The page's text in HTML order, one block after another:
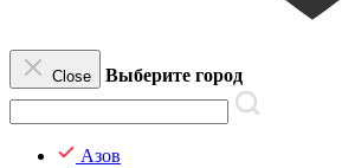
Close Выберите город
Азов